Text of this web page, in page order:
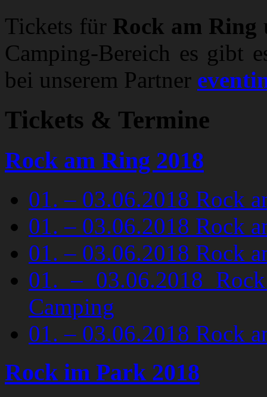
Tickets für Rock am Ring
Camping-Bereich es gibt
bei unserem Partner
Tickets & Termine
Rock am Ring 2018
01. – 03.06.2018 Rock
01. – 03.06.2018 Rock
01. – 03.06.2018 Rock
01. – 03.06.2018
Camping
01. – 03.06.2018 Rock
Rock im Park 2018